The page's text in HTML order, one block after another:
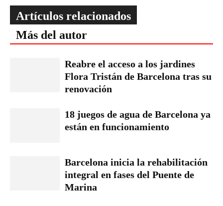
Artículos relacionados
Más del autor
Reabre el acceso a los jardines
Flora Tristán de Barcelona tras su
renovación
18 juegos de agua de Barcelona ya
están en funcionamiento
Barcelona inicia la rehabilitación
integral en fases del Puente de
Marina